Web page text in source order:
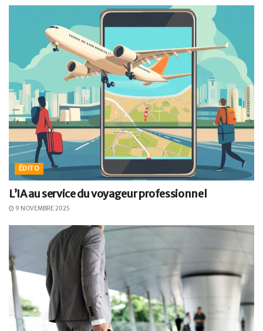
ÉDITO
L’IA au service du voyageur professionnel
9 NOVEMBRE 2025